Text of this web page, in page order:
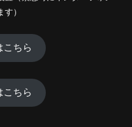
）
こちら
こちら